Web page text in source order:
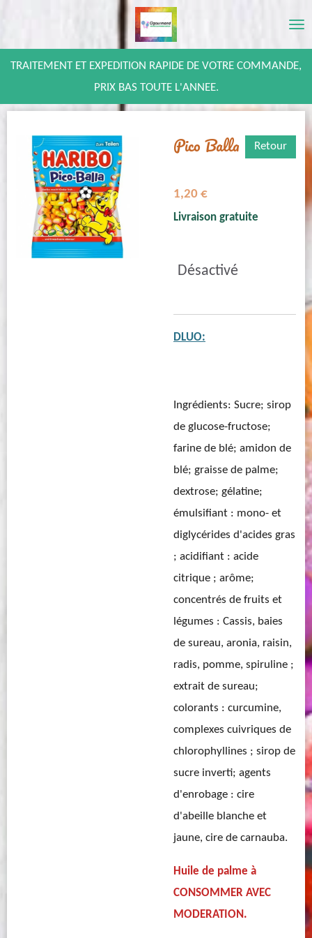
contenu
TRAITEMENT ET EXPEDITION RAPIDE DE VOTRE COMMANDE,
PRIX BAS TOUTE L'ANNEE.
Pico Balla Retour
1,20 €
Livraison gratuite
Désactivé
DLUO:
Ingrédients: Sucre; sirop
de glucose-fructose;
farine de blé; amidon de
blé; graisse de palme;
dextrose; gélatine;
émulsifiant : mono- et
diglycérides d'acides gras
; acidifiant : acide
citrique ; arôme;
concentrés de fruits et
légumes : Cassis, baies
de sureau, aronia, raisin,
radis, pomme, spiruline ;
extrait de sureau;
colorants : curcumine,
complexes cuivriques de
chlorophyllines ; sirop de
sucre inverti; agents
d'enrobage : cire
d'abeille blanche et
jaune, cire de carnauba.
Huile de palme à
CONSOMMER AVEC
MODERATION.